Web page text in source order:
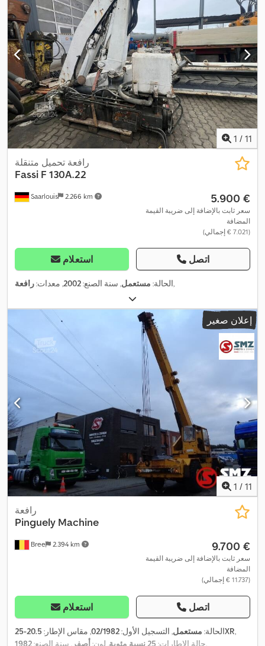
1 / 11
Saarlouis 2.266 km
رافعة تحميل متنقلة
Fassi F 130A.22
‏5.900 €
سعر ثابت بالإضافة إلى ضريبة القيمة
المضافة
(‏7.021 € إجمالي)
استعلام اتصل
الحالة: مستعمل, سنة الصنع:2002, معدات:رافعة ,
إعلان صغير
1 / 11
Bree 2.394 km
رافعة
Pinguely Machine
‏9.700 €
سعر ثابت بالإضافة إلى ضريبة القيمة
المضافة
(‏11.737 € إجمالي)
استعلام اتصل
الحالة: مستعمل, التسجيل الأول:02/1982, مقاس الإطار: 20.5-25XR,
حالة الإطارات: 25 نسبة مئوية , لون: أصفر , سنة الصنع:1982 ,